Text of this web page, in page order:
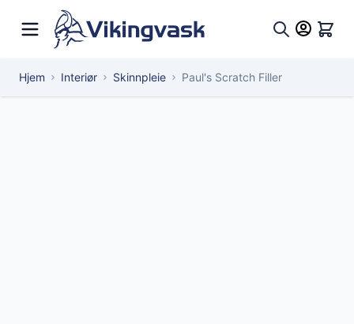
Hopp til innhold
Hjem Interiør Skinnpleie Paul's Scratch Filler